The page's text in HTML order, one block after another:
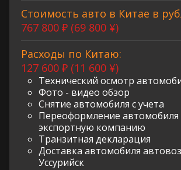
Стоимость авто в Китае в
767 800 ₽ (69 800 ¥)
Расходы по Китаю:
127 600 ₽ (11 600 ¥)
Технический осмотр
Фото - видео обзор
Снятие автомобиля с учета
Переоформление автомобиля
экспортную компанию
Транзитная декларация
Доставка автомобиля
Уссурийск